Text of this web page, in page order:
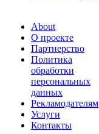
About
О проекте
Партнерство
Политика
обработки
персональных
данных
Рекламодателям
Услуги
Контакты